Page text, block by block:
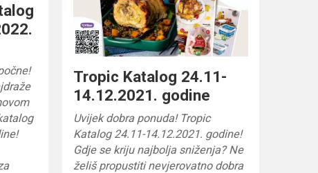
Tropic Katalog 24.11-
14.12.2021. godine
Uvijek dobra ponuda! Tropic
Katalog 24.11-14.12.2021. godine!
Gdje se kriju najbolja sniženja? Ne
želiš propustiti nevjerovatno dobra